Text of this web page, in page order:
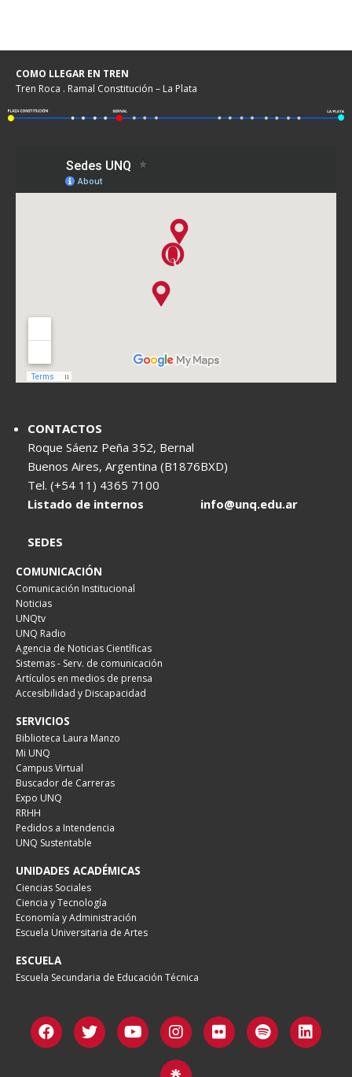
COMO LLEGAR EN TREN
Tren Roca . Ramal Constitución – La Plata
CONTACTOS
Roque Sáenz Peña 352, Bernal
Buenos Aires, Argentina (B1876BXD)
Tel. (+54 11) 4365 7100
Listado de internos
info@unq.edu.ar
SEDES
COMUNICACIÓN
Comunicación Institucional
Noticias
UNQtv
UNQ Radio
Agencia de Noticias Científicas
Sistemas - Serv. de comunicación
Artículos en medios de prensa
Accesibilidad y Discapacidad
SERVICIOS
Biblioteca Laura Manzo
Mi UNQ
Campus Virtual
Buscador de Carreras
Expo UNQ
RRHH
Pedidos a Intendencia
UNQ Sustentable
UNIDADES ACADÉMICAS
Ciencias Sociales
Ciencia y Tecnología
Economía y Administración
Escuela Universitaria de Artes
ESCUELA
Escuela Secundaria de Educación Técnica